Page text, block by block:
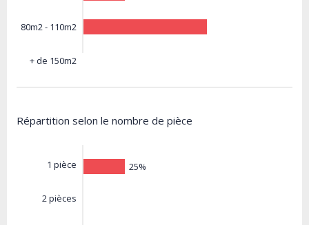
80m2 - 110m2
+ de 150m2
Répartition selon le nombre de pièce
1 pièce
2 pièces
25%